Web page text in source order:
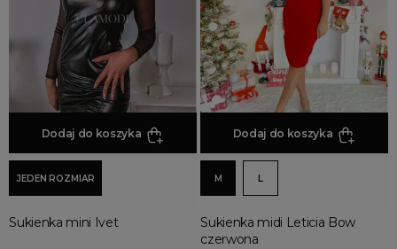
Dodaj do koszyka
JEDEN ROZMIAR
Sukienka mini Ivet
Dodaj do koszyka
M L
Sukienka midi Leticia Bow
czerwona